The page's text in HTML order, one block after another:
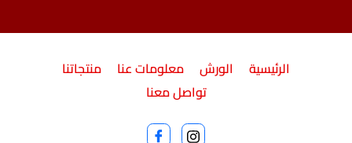
الرئيسية الورش معلومات عنا
منتجاتنا
تواصل معنا